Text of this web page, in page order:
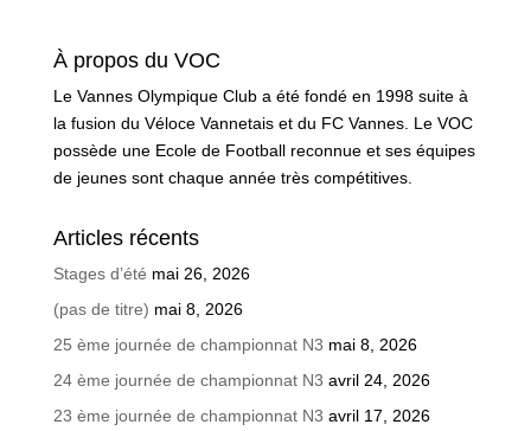
À propos du VOC
Le Vannes Olympique Club a été fondé en 1998 suite à
la fusion du Véloce Vannetais et du FC Vannes. Le VOC
possède une Ecole de Football reconnue et ses équipes
de jeunes sont chaque année très compétitives.
Articles récents
Stages d’été mai 26, 2026
(pas de titre) mai 8, 2026
25 ème journée de championnat N3 mai 8, 2026
24 ème journée de championnat N3 avril 24, 2026
23 ème journée de championnat N3 avril 17, 2026